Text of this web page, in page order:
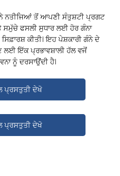
ਨਤੀਜਿਆਂ ਤੋਂ ਆਪਣੀ ਸੰਤੁਸ਼ਟੀ ਪ੍ਰਗਟ
ਸਮੁੱਚੇ ਫਸਲੀ ਸੁਧਾਰ ਲਈ ਹੋਰ ਗੰਨਾ
ਕੀਤੀ। ਇਹ ਪੇਸ਼ਕਾਰੀ ਗੰਨੇ ਦੇ
ਲਈ ਇੱਕ ਪ੍ਰਭਾਵਸ਼ਾਲੀ ਹੱਲ ਵਜੋਂ
ਨੂੰ ਦਰਸਾਉਂਦੀ ਹੈ।
ਪ੍ਰਸਤੁਤੀ ਦੇਖੋ
ਪ੍ਰਸਤੁਤੀ ਦੇਖੋ